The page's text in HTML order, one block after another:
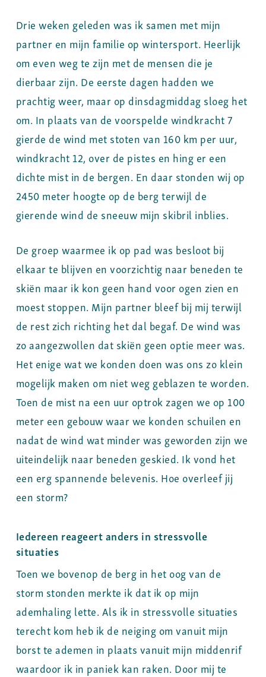
Drie weken geleden was ik samen met mijn
partner en mijn familie op wintersport. Heerlijk
om even weg te zijn met de mensen die je
dierbaar zijn. De eerste dagen hadden we
prachtig weer, maar op dinsdagmiddag sloeg het
om. In plaats van de voorspelde windkracht 7
gierde de wind met stoten van 160 km per uur,
windkracht 12, over de pistes en hing er een
dichte mist in de bergen. En daar stonden wij op
2450 meter hoogte op de berg terwijl de
gierende wind de sneeuw mijn skibril inblies.
De groep waarmee ik op pad was besloot bij
elkaar te blijven en voorzichtig naar beneden te
skiën maar ik kon geen hand voor ogen zien en
moest stoppen. Mijn partner bleef bij mij terwijl
de rest zich richting het dal begaf. De wind was
zo aangezwollen dat skiën geen optie meer was.
Het enige wat we konden doen was ons zo klein
mogelijk maken om niet weg geblazen te worden.
Toen de mist na een uur optrok zagen we op 100
meter een gebouw waar we konden schuilen en
nadat de wind wat minder was geworden zijn we
uiteindelijk naar beneden geskied. Ik vond het
een erg spannende belevenis. Hoe overleef jij
een storm?
Iedereen reageert anders in stressvolle
situaties
Toen we bovenop de berg in het oog van de
storm stonden merkte ik dat ik op mijn
ademhaling lette. Als ik in stressvolle situaties
terecht kom heb ik de neiging om vanuit mijn
borst te ademen in plaats vanuit mijn middenrif
waardoor ik in paniek kan raken. Door mij te